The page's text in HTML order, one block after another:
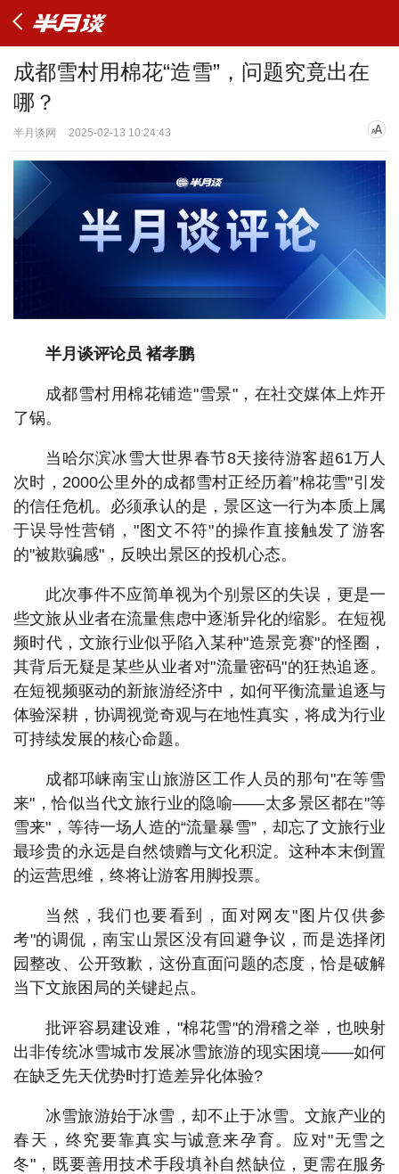
成都雪村用棉花“造雪”，问题究竟出在
哪？
半月谈网 2025-02-13 10:24:43
半月谈评论员 褚孝鹏
成都雪村用棉花铺造"雪景"，在社交媒体上炸开
了锅。
当哈尔滨冰雪大世界春节8天接待游客超61万人
次时，2000公里外的成都雪村正经历着"棉花雪"引发
的信任危机。必须承认的是，景区这一行为本质上属
于误导性营销，"图文不符"的操作直接触发了游客
的"被欺骗感"，反映出景区的投机心态。
此次事件不应简单视为个别景区的失误，更是一
些文旅从业者在流量焦虑中逐渐异化的缩影。在短视
频时代，文旅行业似乎陷入某种"造景竞赛"的怪圈，
其背后无疑是某些从业者对"流量密码"的狂热追逐。
在短视频驱动的新旅游经济中，如何平衡流量追逐与
体验深耕，协调视觉奇观与在地性真实，将成为行业
可持续发展的核心命题。
成都邛崃南宝山旅游区工作人员的那句"在等雪
来"，恰似当代文旅行业的隐喻——太多景区都在"等
雪来"，等待一场人造的“流量暴雪”，却忘了文旅行业
最珍贵的永远是自然馈赠与文化积淀。这种本末倒置
的运营思维，终将让游客用脚投票。
当然，我们也要看到，面对网友"图片仅供参
考"的调侃，南宝山景区没有回避争议，而是选择闭
园整改、公开致歉，这份直面问题的态度，恰是破解
当下文旅困局的关键起点。
批评容易建设难，"棉花雪"的滑稽之举，也映射
出非传统冰雪城市发展冰雪旅游的现实困境——如何
在缺乏先天优势时打造差异化体验?
冰雪旅游始于冰雪，却不止于冰雪。文旅产业的
春天，终究要靠真实与诚意来孕育。应对"无雪之
冬"，既要善用技术手段填补自然缺位，更需在服务